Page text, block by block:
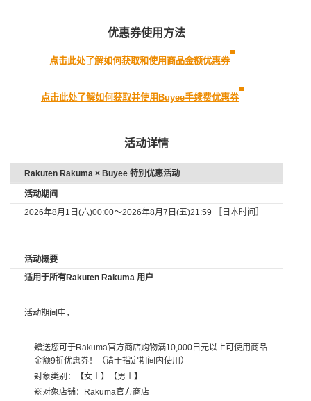
优惠券使用方法
点击此处了解如何获取和使用商品金额优惠券
点击此处了解如何获取并使用Buyee手续费优惠券
活动详情
Rakuten Rakuma × Buyee 特别优惠活动
活动期间
2026年8月1日(六)00:00～2026年8月7日(五)21:59 ［日本时间］
活动概要
适用于所有Rakuten Rakuma 用户
活动期间中，
赠送您可于Rakuma官方商店购物满10,000日元以上可使用商品
金额9折优惠券！（请于指定期间内使用）
对象类别：【女士】【男士】
※对象店铺：Rakuma官方商店